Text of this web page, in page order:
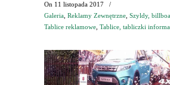
On 11 listopada 2017
/
Galeria Reklamy Zewnętrzne Szyldy,
Tablice reklamowe Tablice, tabliczki